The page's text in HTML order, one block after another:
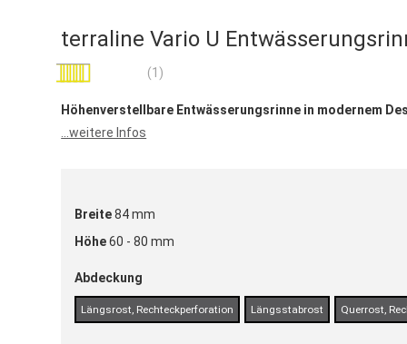
terraline Vario U
(1)
Höhenverstellbare Entwässerungsrinne in modernem
...weitere Infos
Abdeckung
Längsrost, Rechteckperforation Längsstabrost Querrost,
Breite84 mm
Höhe60 - 80 mm